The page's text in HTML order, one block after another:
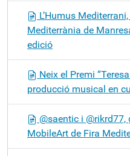
L’Humus
Mediterrània de
edició
Neix el Premi
producció musical en
@saentic i
MobileArt de Fira